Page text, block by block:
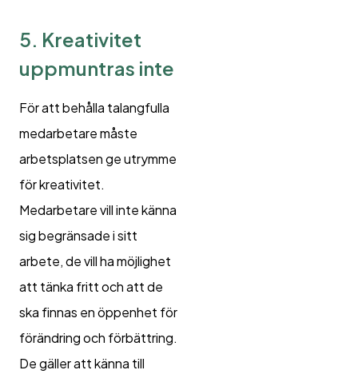
5. Kreativitet
uppmuntras inte
För att behålla talangfulla
medarbetare måste
arbetsplatsen ge utrymme
för kreativitet.
Medarbetare vill inte känna
sig begränsade i sitt
arbete, de vill ha möjlighet
att tänka fritt och att de
ska finnas en öppenhet för
förändring och förbättring.
De gäller att känna till